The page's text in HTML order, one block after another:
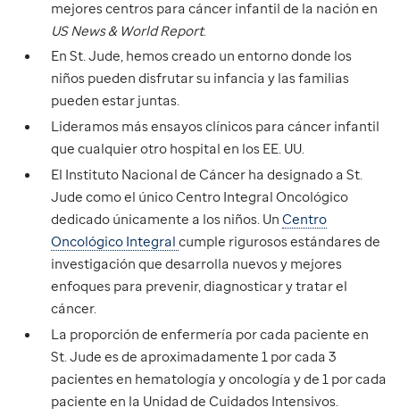
mejores centros para cáncer infantil de la nación en
US News & World Report.
En St. Jude, hemos creado un entorno donde los
niños pueden disfrutar su infancia y las familias
pueden estar juntas.
Lideramos más ensayos clínicos para cáncer infantil
que cualquier otro hospital en los EE. UU.
El Instituto Nacional de Cáncer ha designado a St.
Jude como el único Centro Integral Oncológico
dedicado únicamente a los niños. Un Centro
Oncológico Integral cumple rigurosos estándares de
investigación que desarrolla nuevos y mejores
enfoques para prevenir, diagnosticar y tratar el
cáncer.
La proporción de enfermería por cada paciente en
St. Jude es de aproximadamente 1 por cada 3
pacientes en hematología y oncología y de 1 por cada
paciente en la Unidad de Cuidados Intensivos.